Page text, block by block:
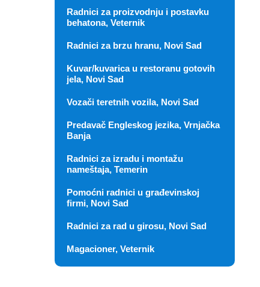
Radnici za proizvodnju i postavku
behatona, Veternik
Radnici za brzu hranu, Novi Sad
Kuvar/kuvarica u restoranu gotovih
jela, Novi Sad
Vozači teretnih vozila, Novi Sad
Predavač Engleskog jezika, Vrnjačka
Banja
Radnici za izradu i montažu
nameštaja, Temerin
Pomoćni radnici u građevinskoj
firmi, Novi Sad
Radnici za rad u girosu, Novi Sad
Magacioner, Veternik